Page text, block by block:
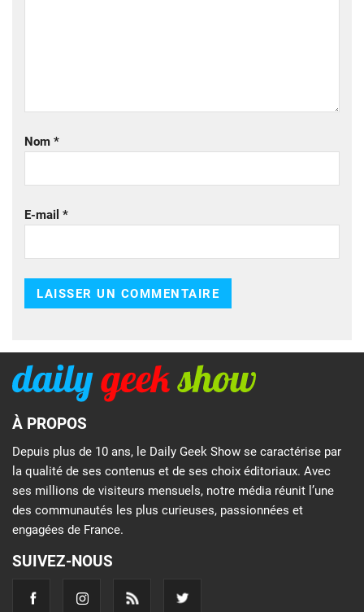
Nom *
E-mail *
À PROPOS
Depuis plus de 10 ans, le Daily Geek Show se caractérise par
la qualité de ses contenus et de ses choix éditoriaux. Avec
ses millions de visiteurs mensuels, notre média réunit l’une
des communautés les plus curieuses, passionnées et
engagées de France.
SUIVEZ-NOUS